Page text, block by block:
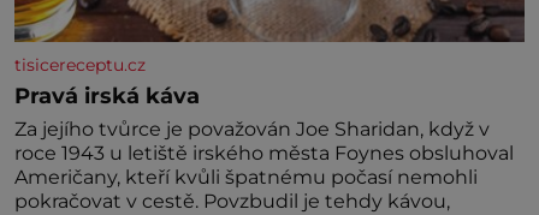
tisicereceptu.cz
Pravá irská káva
Za jejího tvůrce je považován Joe Sharidan, když v
roce 1943 u letiště irského města Foynes obsluhoval
Američany, kteří kvůli špatnému počasí nemohli
pokračovat v cestě. Povzbudil je tehdy kávou,